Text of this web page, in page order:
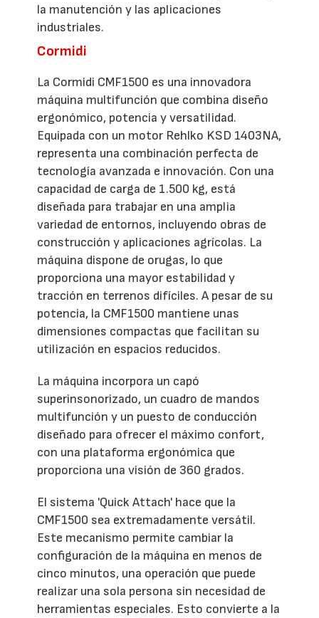
la manutención y las aplicaciones
industriales.
Cormidi
La Cormidi CMF1500 es una innovadora
máquina multifunción que combina diseño
ergonómico, potencia y versatilidad.
Equipada con un motor Rehlko KSD 1403NA,
representa una combinación perfecta de
tecnología avanzada e innovación. Con una
capacidad de carga de 1.500 kg, está
diseñada para trabajar en una amplia
variedad de entornos, incluyendo obras de
construcción y aplicaciones agrícolas. La
máquina dispone de orugas, lo que
proporciona una mayor estabilidad y
tracción en terrenos difíciles. A pesar de su
potencia, la CMF1500 mantiene unas
dimensiones compactas que facilitan su
utilización en espacios reducidos.
La máquina incorpora un capó
superinsonorizado, un cuadro de mandos
multifunción y un puesto de conducción
diseñado para ofrecer el máximo confort,
con una plataforma ergonómica que
proporciona una visión de 360 grados.
El sistema 'Quick Attach' hace que la
CMF1500 sea extremadamente versátil.
Este mecanismo permite cambiar la
configuración de la máquina en menos de
cinco minutos, una operación que puede
realizar una sola persona sin necesidad de
herramientas especiales. Esto convierte a la